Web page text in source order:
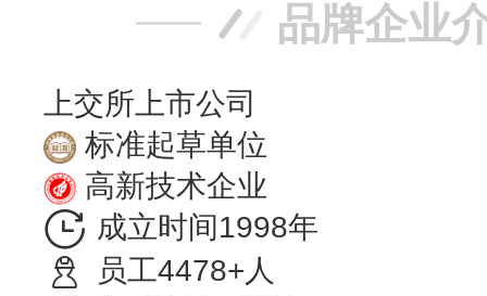
品牌企业
上交所上市公司
标准起草单位
高新技术企业
成立时间1998年
员工4478+人